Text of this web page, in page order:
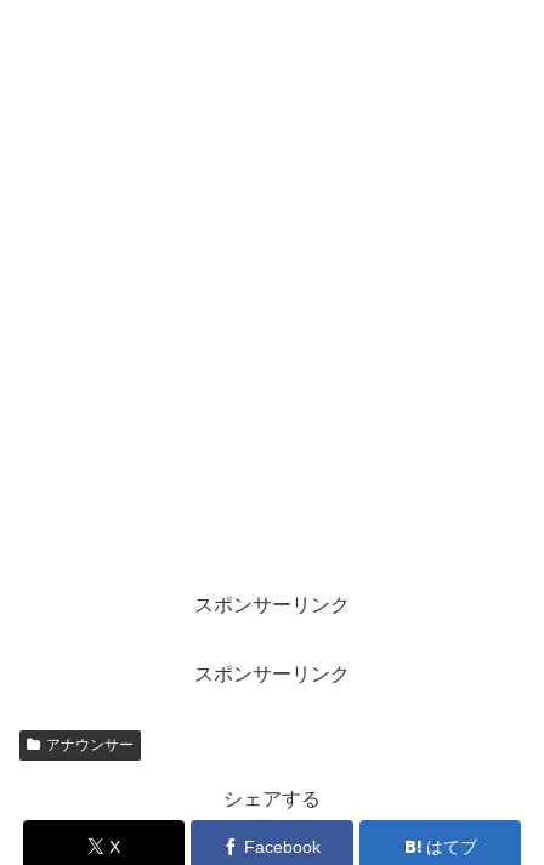
スポンサーリンク
スポンサーリンク
アナウンサー
シェアする
X Facebook はてブ